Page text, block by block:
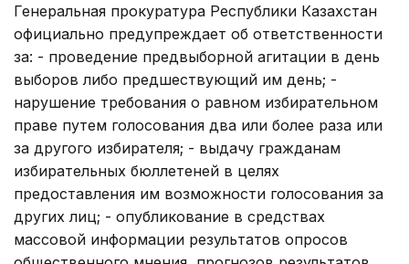
Генеральная прокуратура Республики Казахстан
официально предупреждает об ответственности
за: - проведение предвыборной агитации в день
выборов либо предшествующий им день; -
нарушение требования о равном избирательном
праве путем голосования два или более раза или
за другого избирателя; - выдачу гражданам
избирательных бюллетеней в целях
предоставления им возможности голосования за
других лиц; - опубликование в средствах
массовой информации результатов опросов